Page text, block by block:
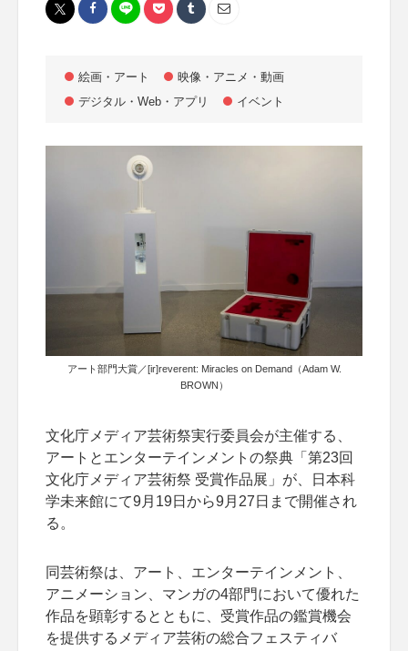
絵画・アート
映像・アニメ・動画
デジタル・Web・アプリ
イベント
アート部門大賞／[ir]reverent: Miracles on Demand（Adam W.
BROWN）
文化庁メディア芸術祭実行委員会が主催する、
アートとエンターテインメントの祭典「第23回
文化庁メディア芸術祭 受賞作品展」が、日本科
学未来館にて9月19日から9月27日まで開催され
る。
同芸術祭は、アート、エンターテインメント、
アニメーション、マンガの4部門において優れた
作品を顕彰するとともに、受賞作品の鑑賞機会
を提供するメディア芸術の総合フェスティバ